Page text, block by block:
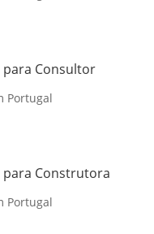
Consultor
Portugal
para Construtora
Portugal